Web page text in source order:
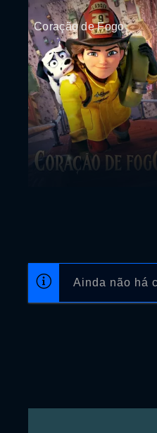
Ainda não há
Coração de Fogo